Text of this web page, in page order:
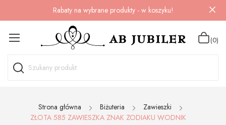
Rabaty na wybrane produkty - w koszyku!
(0)
Strona główna Biżuteria
Zawieszki
ZŁOTA 585 ZAWIESZKA ZNAK ZODIAKU WODNIK